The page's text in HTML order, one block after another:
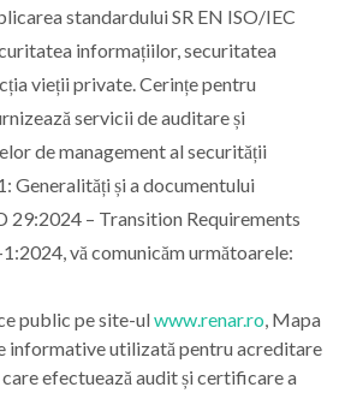
standardului SR EN ISO/IEC
informațiilor, securitatea
vieții private. Cerințe pentru
servicii de auditare și
de management al securității
Generalități și a documentului
– Transition Requirements
vă comunicăm următoarele:
public pe site-ulwww.renar.ro, Mapa
informative utilizată pentru acreditare
efectuează audit și certificare a